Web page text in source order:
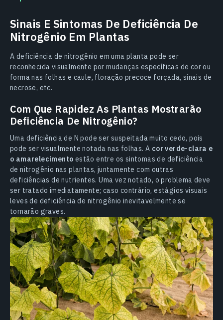
Sinais E Sintomas De Deficiência De
Nitrogênio Em Plantas
A deficiência de nitrogênio em uma planta pode ser
reconhecida visualmente por mudanças específicas de cor ou
forma nas folhas e caule, floração precoce forçada, sinais de
necrose, etc.
Com Que Rapidez As Plantas Mostrarão
Deficiência De Nitrogênio?
Uma deficiência de N pode ser suspeitada muito cedo, pois
pode ser visualmente notada nas folhas. A cor verde-clara e
o amarelecimento estão entre os sintomas de deficiência
de nitrogênio nas plantas, juntamente com outras
deficiências de nutrientes. Uma vez notado, o problema deve
ser tratado imediatamente; caso contrário, estágios visuais
leves de deficiência de nitrogênio inevitavelmente se
tornarão graves.